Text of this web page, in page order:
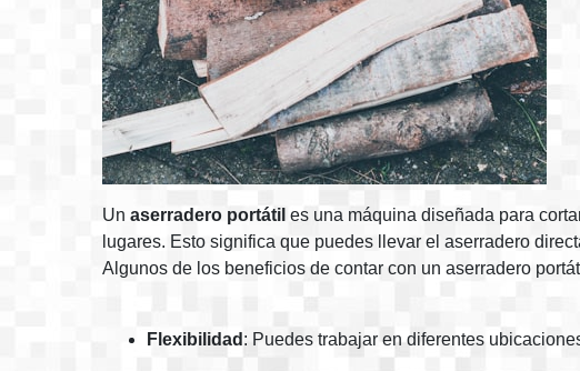
Un aserradero portátil es una máquina diseñada para
lugares. Esto significa que puedes llevar el aserradero
Algunos de los beneficios de contar con un aserradero
Flexibilidad : Puedes trabajar en diferentes